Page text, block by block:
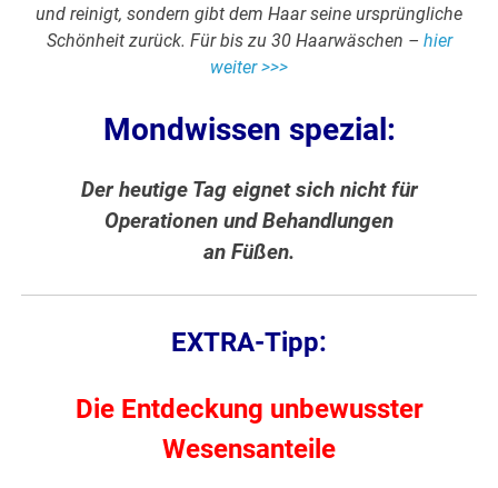
und reinigt, sondern gibt dem Haar seine ursprüngliche
Schönheit zurück. Für bis zu 30 Haarwäschen – hier
weiter >>>
Mondwissen spezial:
Der heutige Tag eignet sich nicht für
Operationen und Behandlungen
an Füßen.
EXTRA-Tipp:
Die Entdeckung unbewusster
Wesensanteile